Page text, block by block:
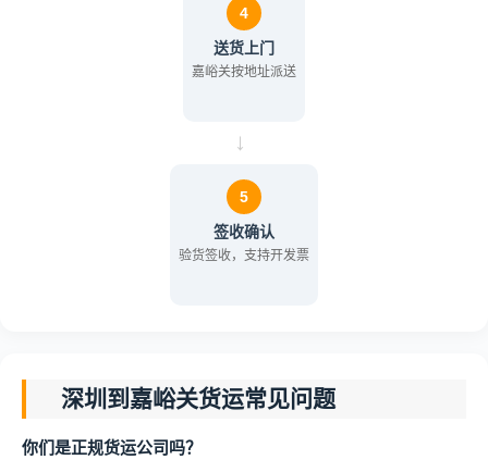
4
送货上门
嘉峪关按地址派送
→
5
签收确认
验货签收，支持开发票
深圳到嘉峪关货运常见问题
你们是正规货运公司吗？